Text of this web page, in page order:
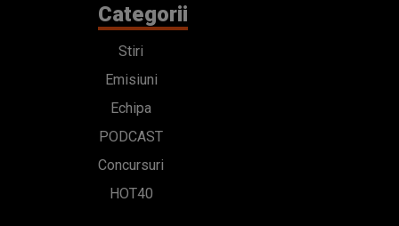
Categorii
Stiri
Emisiuni
Echipa
PODCAST
Concursuri
HOT40